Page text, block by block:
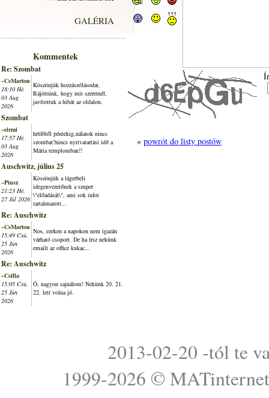
GALÉRIA
Kommentek
Re: Szombat
~CsMarton
18:10 Hé,
03 Aug
2026
Köszönjük hozzászólásodat.
Rájöttünk, hogy mit szeretnél,
javítottuk a hibát az oldalon.
Szombat
~cirmi
17:57 Hé,
03 Aug
2026
hétfőtől péntekig,nálatok nincs
szombat?nincs nyitvatartási idő a
Mária templomban!!
Auschwitz, július 25
~Piusz
21:23 Hé,
27 Júl 2026
Köszönjük a lágerbeli
idegenvezetőnek a szuper
\"előadását\", ami sok infot
tartalmazott...
Re: Auschwitz
~CsMarton
15:49 Csü,
25 Jún
2026
Nos, ezeken a napokon nem igazán
várható csoport. De ha írsz nekünk
emailt az office kukac...
Re: Auschwitz
~Csilla
15:05 Csü,
25 Jún
2026
Ó, nagyon sajnálom! Nekünk 20. 21.
22. lett volna jó.
« powrót do listy postów
2013-02-20 -tól te
1999-2026 © MATinternet